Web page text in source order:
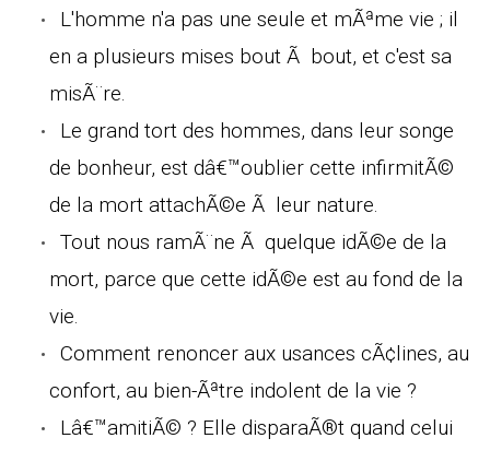
L'homme n'a pas une seule et mÃªme vie ; il
en a plusieurs mises bout Ã bout, et c'est sa
misÃ¨re.
Le grand tort des hommes, dans leur songe
de bonheur, est dâ€™oublier cette infirmitÃ©
de la mort attachÃ©e Ã leur nature.
Tout nous ramÃ¨ne Ã quelque idÃ©e de la
mort, parce que cette idÃ©e est au fond de la
vie.
Comment renoncer aux usances cÃ¢lines, au
confort, au bien-Ãªtre indolent de la vie ?
Lâ€™amitiÃ© ? Elle disparaÃ®t quand celui